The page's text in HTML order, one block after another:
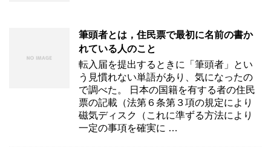
筆頭者とは，住民票で最初に名前の書か
れている人のこと
転入届を提出するときに「筆頭者」とい
う見慣れない単語があり、気になったの
で調べた。 日本の国籍を有する者の住民
票の記載（法第６条第３項の規定により
磁気ディスク（これに準ずる方法により
一定の事項を確実に …